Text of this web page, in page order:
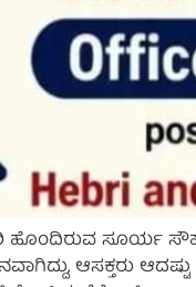
ಹೊಂದಿರುವ ಸೂರ್ಯ
ಆಸಕ್ತರು